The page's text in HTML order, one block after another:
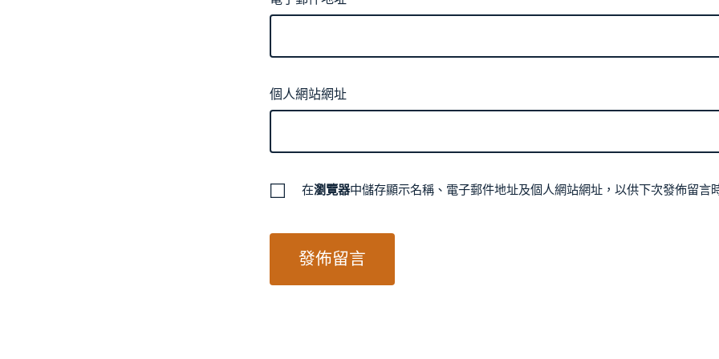
個人網站網址
在瀏覽器中儲存顯示名稱、電子郵件地址及個人網站網址，以供下次發佈留言